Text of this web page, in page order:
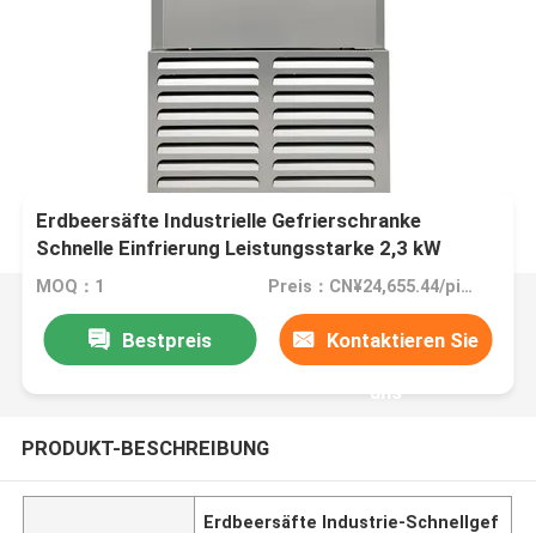
Erdbeersäfte Industrielle Gefrierschranke
Schnelle Einfrierung Leistungsstarke 2,3 kW
MOQ：1 Preis：CN¥24,655.44/pieces 1-9 pieces
Bestpreis Kontaktieren Sie
uns
PRODUKT-BESCHREIBUNG
Erdbeersäfte Industrie-Schnellgef